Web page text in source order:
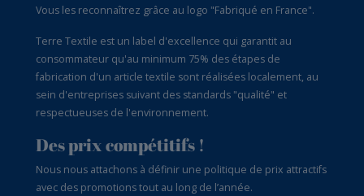
Vous les reconnaîtrez grâce au logo "Fabriqué en France".
Terre Textile est un label d'excellence qui garantit au
consommateur qu'au minimum 75% des étapes de
fabrication d'un article textile sont réalisées localement, au
sein d'entreprises suivant des standards "qualité" et
respectueuses de l'environnement.
Des prix compétitifs !
Nous nous attachons à définir une politique de prix attractifs
avec des promotions tout au long de l’année.